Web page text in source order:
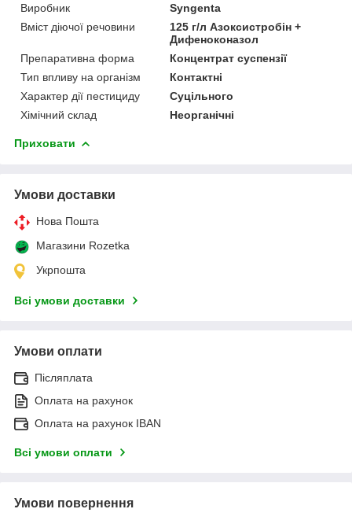
Виробник
Syngenta
Вміст діючої речовини
125 г/л Азоксистробін +
Дифеноконазол
Препаративна форма
Концентрат суспензії
Тип впливу на організм
Контактні
Характер дії пестициду
Суцільного
Хімічний склад
Неорганічні
Приховати
Умови доставки
Нова Пошта
Магазини Rozetka
Укрпошта
Всі умови доставки
Умови оплати
Післяплата
Оплата на рахунок
Оплата на рахунок IBAN
Всі умови оплати
Умови повернення